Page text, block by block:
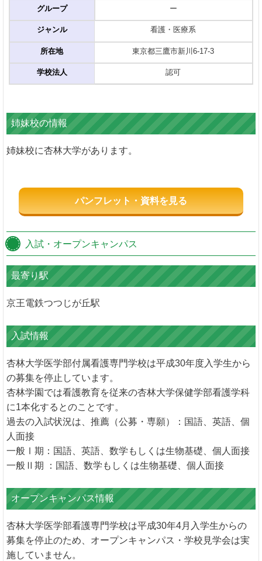
グループ
ジャンル
所在地
学校法人
ー
看護・医療系
東京都三鷹市新川6-17-3
認可
姉妹校の情報
姉妹校に杏林大学があります。
パンフレット・資料を見る
入試・オープンキャンパス
最寄り駅
京王電鉄つつじが丘駅
入試情報
杏林大学医学部付属看護専門学校は平成30年度入学生から
の募集を停止しています。
杏林学園では看護教育を従来の杏林大学保健学部看護学科
に1本化するとのことです。
過去の入試状況は、推薦（公募・専願）：国語、英語、個
人面接
一般Ⅰ期：国語、英語、数学もしくは生物基礎、個人面接
一般Ⅱ期 ：国語、数学もしくは生物基礎、個人面接
オープンキャンパス情報
杏林大学医学部看護専門学校は平成30年4月入学生からの
募集を停止のため、オープンキャンパス・学校見学会は実
施していません。